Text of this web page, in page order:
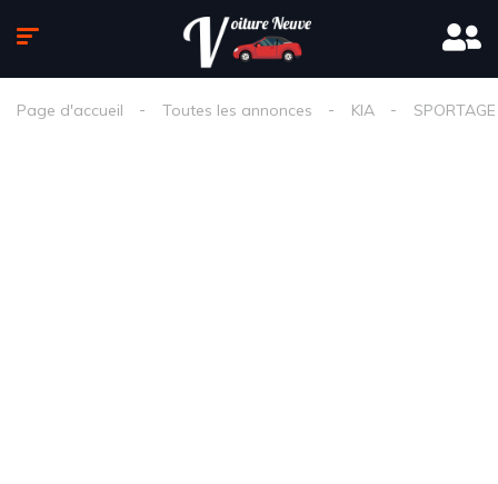
Page d'accueil Toutes les annonces KIA SPORTAGE